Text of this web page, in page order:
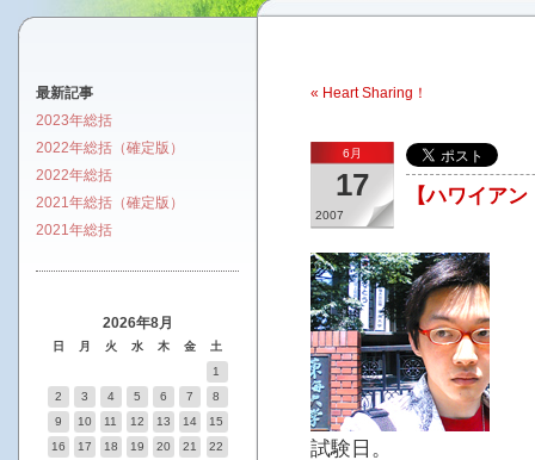
« Heart Sharing！
6月
17
2007
【ハワイア
試験日。
最新記事
2023年総括
2022年総括（確定版）
2022年総括
2021年総括（確定版）
2021年総括
2026年8月
日 月 火 水 木 金 土
1
2
3 4 5 6 7
8
9
10 11 12 13 14
15
16
17 18 19 20 21
22